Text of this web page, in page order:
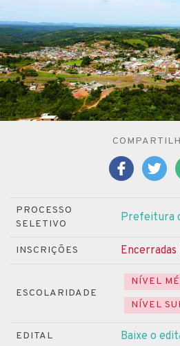
PROCESSO
SELETIVO
Prefeitura
INSCRIÇÕES
ESCOLARIDADE
NÍVEL
NÍVEL
EDITAL Baixe o